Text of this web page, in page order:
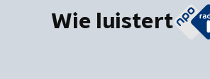
Wie luistert